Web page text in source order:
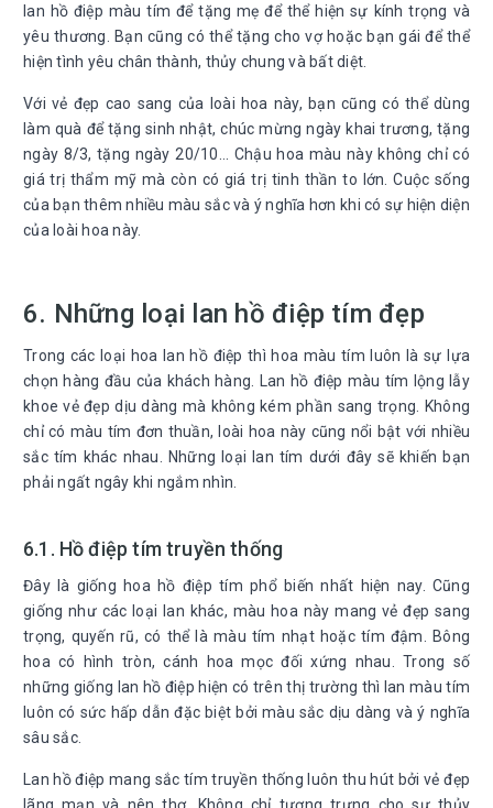
lan hồ điệp màu tím để tặng mẹ để thể hiện sự kính trọng và
yêu thương. Bạn cũng có thể tặng cho vợ hoặc bạn gái để thể
hiện tình yêu chân thành, thủy chung và bất diệt.
Với vẻ đẹp cao sang của loài hoa này, bạn cũng có thể dùng
làm quà để tặng sinh nhật, chúc mừng ngày khai trương, tặng
ngày 8/3, tặng ngày 20/10... Chậu hoa màu này không chỉ có
giá trị thẩm mỹ mà còn có giá trị tinh thần to lớn. Cuộc sống
của bạn thêm nhiều màu sắc và ý nghĩa hơn khi có sự hiện diện
của loài hoa này.
6. Những loại lan hồ điệp tím đẹp
Trong các loại hoa lan hồ điệp thì hoa màu tím luôn là sự lựa
chọn hàng đầu của khách hàng. Lan hồ điệp màu tím lộng lẫy
khoe vẻ đẹp dịu dàng mà không kém phần sang trọng. Không
chỉ có màu tím đơn thuần, loài hoa này cũng nổi bật với nhiều
sắc tím khác nhau. Những loại lan tím dưới đây sẽ khiến bạn
phải ngất ngây khi ngắm nhìn.
6.1. Hồ điệp tím truyền thống
Đây là giống hoa hồ điệp tím phổ biến nhất hiện nay. Cũng
giống như các loại lan khác, màu hoa này mang vẻ đẹp sang
trọng, quyến rũ, có thể là màu tím nhạt hoặc tím đậm. Bông
hoa có hình tròn, cánh hoa mọc đối xứng nhau. Trong số
những giống lan hồ điệp hiện có trên thị trường thì lan màu tím
luôn có sức hấp dẫn đặc biệt bởi màu sắc dịu dàng và ý nghĩa
sâu sắc.
Lan hồ điệp mang sắc tím truyền thống luôn thu hút bởi vẻ đẹp
lãng mạn và nên thơ. Không chỉ tượng trưng cho sự thủy